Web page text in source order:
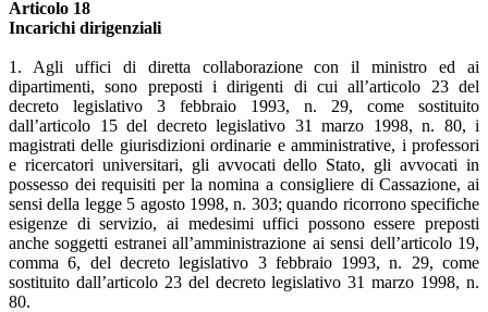
Articolo 18
Incarichi dirigenziali
1. Agli uffici di diretta collaborazione con il ministro ed ai
dipartimenti, sono preposti i dirigenti di cui all’articolo 23 del
decreto legislativo 3 febbraio 1993, n. 29, come sostituito
dall’articolo 15 del decreto legislativo 31 marzo 1998, n. 80, i
magistrati delle giurisdizioni ordinarie e amministrative, i professori
e ricercatori universitari, gli avvocati dello Stato, gli avvocati in
possesso dei requisiti per la nomina a consigliere di Cassazione, ai
sensi della legge 5 agosto 1998, n. 303; quando ricorrono specifiche
esigenze di servizio, ai medesimi uffici possono essere preposti
anche soggetti estranei all’amministrazione ai sensi dell’articolo 19,
comma 6, del decreto legislativo 3 febbraio 1993, n. 29, come
sostituito dall’articolo 23 del decreto legislativo 31 marzo 1998, n.
80.